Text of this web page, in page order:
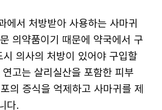
에서 처방받아 사용하는 사마귀
의약품이기 때문에 약국에서 구
의사의 처방이 있어야 구입할
고는 살리실산을 포함한 피부
의 증식을 억제하고 사마귀를 제
다.